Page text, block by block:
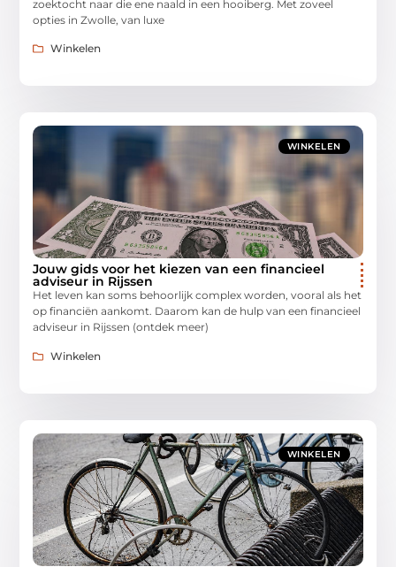
zoektocht naar die ene naald in een hooiberg. Met zoveel
opties in Zwolle, van luxe
Winkelen
WINKELEN
Jouw gids voor het kiezen van een financieel
adviseur in Rijssen
Het leven kan soms behoorlijk complex worden, vooral als het
op financiën aankomt. Daarom kan de hulp van een financieel
adviseur in Rijssen (ontdek meer)
Winkelen
WINKELEN